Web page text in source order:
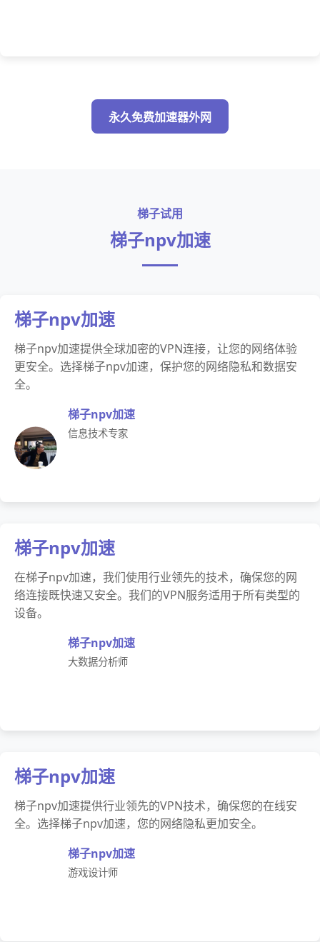
永久免费加速器外网
梯子试用
梯子npv加速
梯子npv加速
梯子npv加速提供全球加密的VPN连接，让您的网络体验
更安全。选择梯子npv加速，保护您的网络隐私和数据安
全。
梯子npv加速
信息技术专家
梯子npv加速
在梯子npv加速，我们使用行业领先的技术，确保您的网
络连接既快速又安全。我们的VPN服务适用于所有类型的
设备。
梯子npv加速
大数据分析师
梯子npv加速
梯子npv加速提供行业领先的VPN技术，确保您的在线安
全。选择梯子npv加速，您的网络隐私更加安全。
梯子npv加速
游戏设计师